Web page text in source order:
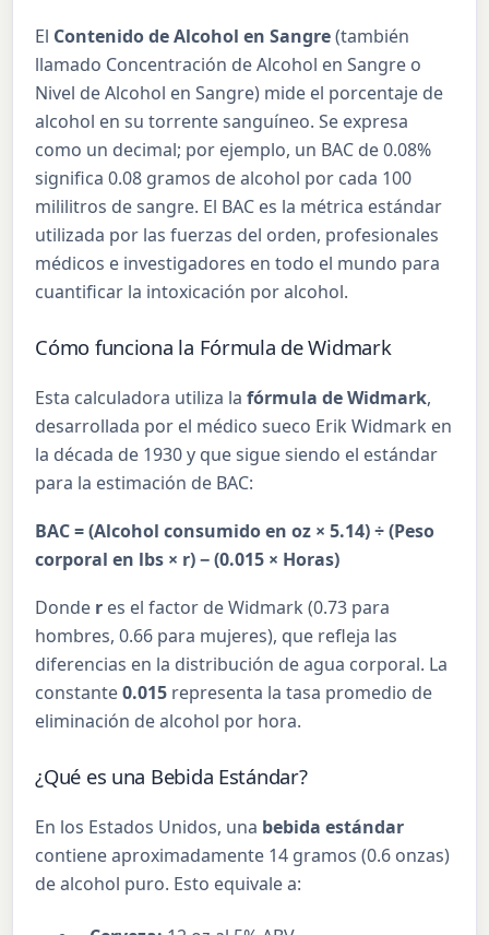
El Contenido de Alcohol en Sangre(también
llamado Concentración de Alcohol en Sangre o
Nivel de Alcohol en Sangre) mide el porcentaje de
alcohol en su torrente sanguíneo. Se expresa
como un decimal; por ejemplo, un BAC de 0.08%
significa 0.08 gramos de alcohol por cada 100
mililitros de sangre. El BAC es la métrica estándar
utilizada por las fuerzas del orden, profesionales
médicos e investigadores en todo el mundo para
cuantificar la intoxicación por alcohol.
Cómo funciona la Fórmula de Widmark
Esta calculadora utiliza lafórmula de Widmark,
desarrollada por el médico sueco Erik Widmark en
la década de 1930 y que sigue siendo el estándar
para la estimación de BAC:
BAC = (Alcohol consumido en oz × 5.14) ÷ (Peso
corporal en lbs × r) − (0.015 × Horas)
Donde r es el factor de Widmark (0.73 para
hombres, 0.66 para mujeres), que refleja las
diferencias en la distribución de agua corporal. La
constante0.015 representa la tasa promedio de
eliminación de alcohol por hora.
¿Qué es una Bebida Estándar?
En los Estados Unidos, una bebida estándar
contiene aproximadamente 14 gramos (0.6 onzas)
de alcohol puro. Esto equivale a: